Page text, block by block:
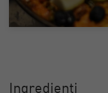
Ingredienti